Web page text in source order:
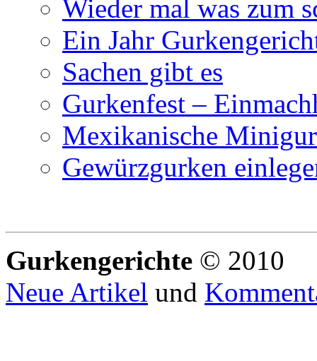
Wieder mal was zum
Ein Jahr
Sachen gibt es
Gurkenfest –
Mexikanische
Gewürzgurken
Gurkengerichte © 2010
Neue Artikel und